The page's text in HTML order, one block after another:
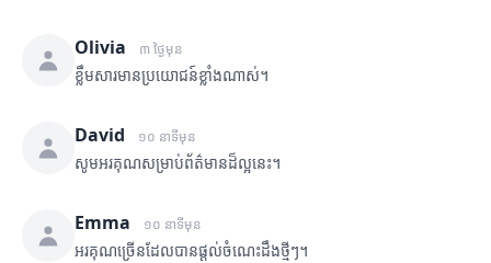
Olivia ៣ ថ្ងៃមុន
ខ្លឹមសារមានប្រយោជន៍ខ្លាំងណាស់។
David ១០ នាទីមុន
សូមអរគុណសម្រាប់ព័ត៌មានដ៏ល្អនេះ។
Emma ១០ នាទីមុន
អរគុណច្រើនដែលបានផ្តល់ចំណេះដឹងថ្មីៗ។